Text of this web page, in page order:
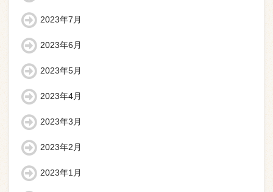
2023年7月
2023年6月
2023年5月
2023年4月
2023年3月
2023年2月
2023年1月